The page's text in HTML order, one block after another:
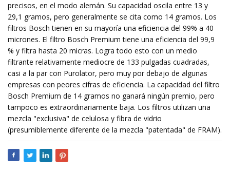
precisos, en el modo alemán. Su capacidad oscila entre 13 y
29,1 gramos, pero generalmente se cita como 14 gramos. Los
filtros Bosch tienen en su mayoría una eficiencia del 99% a 40
micrones. El filtro Bosch Premium tiene una eficiencia del 99,9
% y filtra hasta 20 micras. Logra todo esto con un medio
filtrante relativamente mediocre de 133 pulgadas cuadradas,
casi a la par con Purolator, pero muy por debajo de algunas
empresas con peores cifras de eficiencia. La capacidad del filtro
Bosch Premium de 14 gramos no ganará ningún premio, pero
tampoco es extraordinariamente baja. Los filtros utilizan una
mezcla "exclusiva" de celulosa y fibra de vidrio
(presumiblemente diferente de la mezcla "patentada" de FRAM).